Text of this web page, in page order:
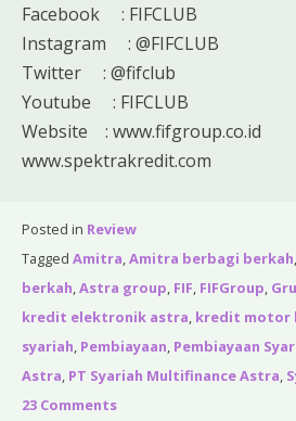
Facebook : FIFCLUB
Instagram : @FIFCLUB
Twitter : @fifclub
Youtube : FIFCLUB
Website : www.fifgroup.co.id
www.spektrakredit.com
Posted in Review
Tagged Amitra,Amitra berbagi berkah,
berkah,Astra group, FIF, FIFGroup,
kredit elektronik astra, kredit motor
syariah, Pembiayaan, Pembiayaan
Astra, PT Syariah Multifinance Astra,
23 Comments